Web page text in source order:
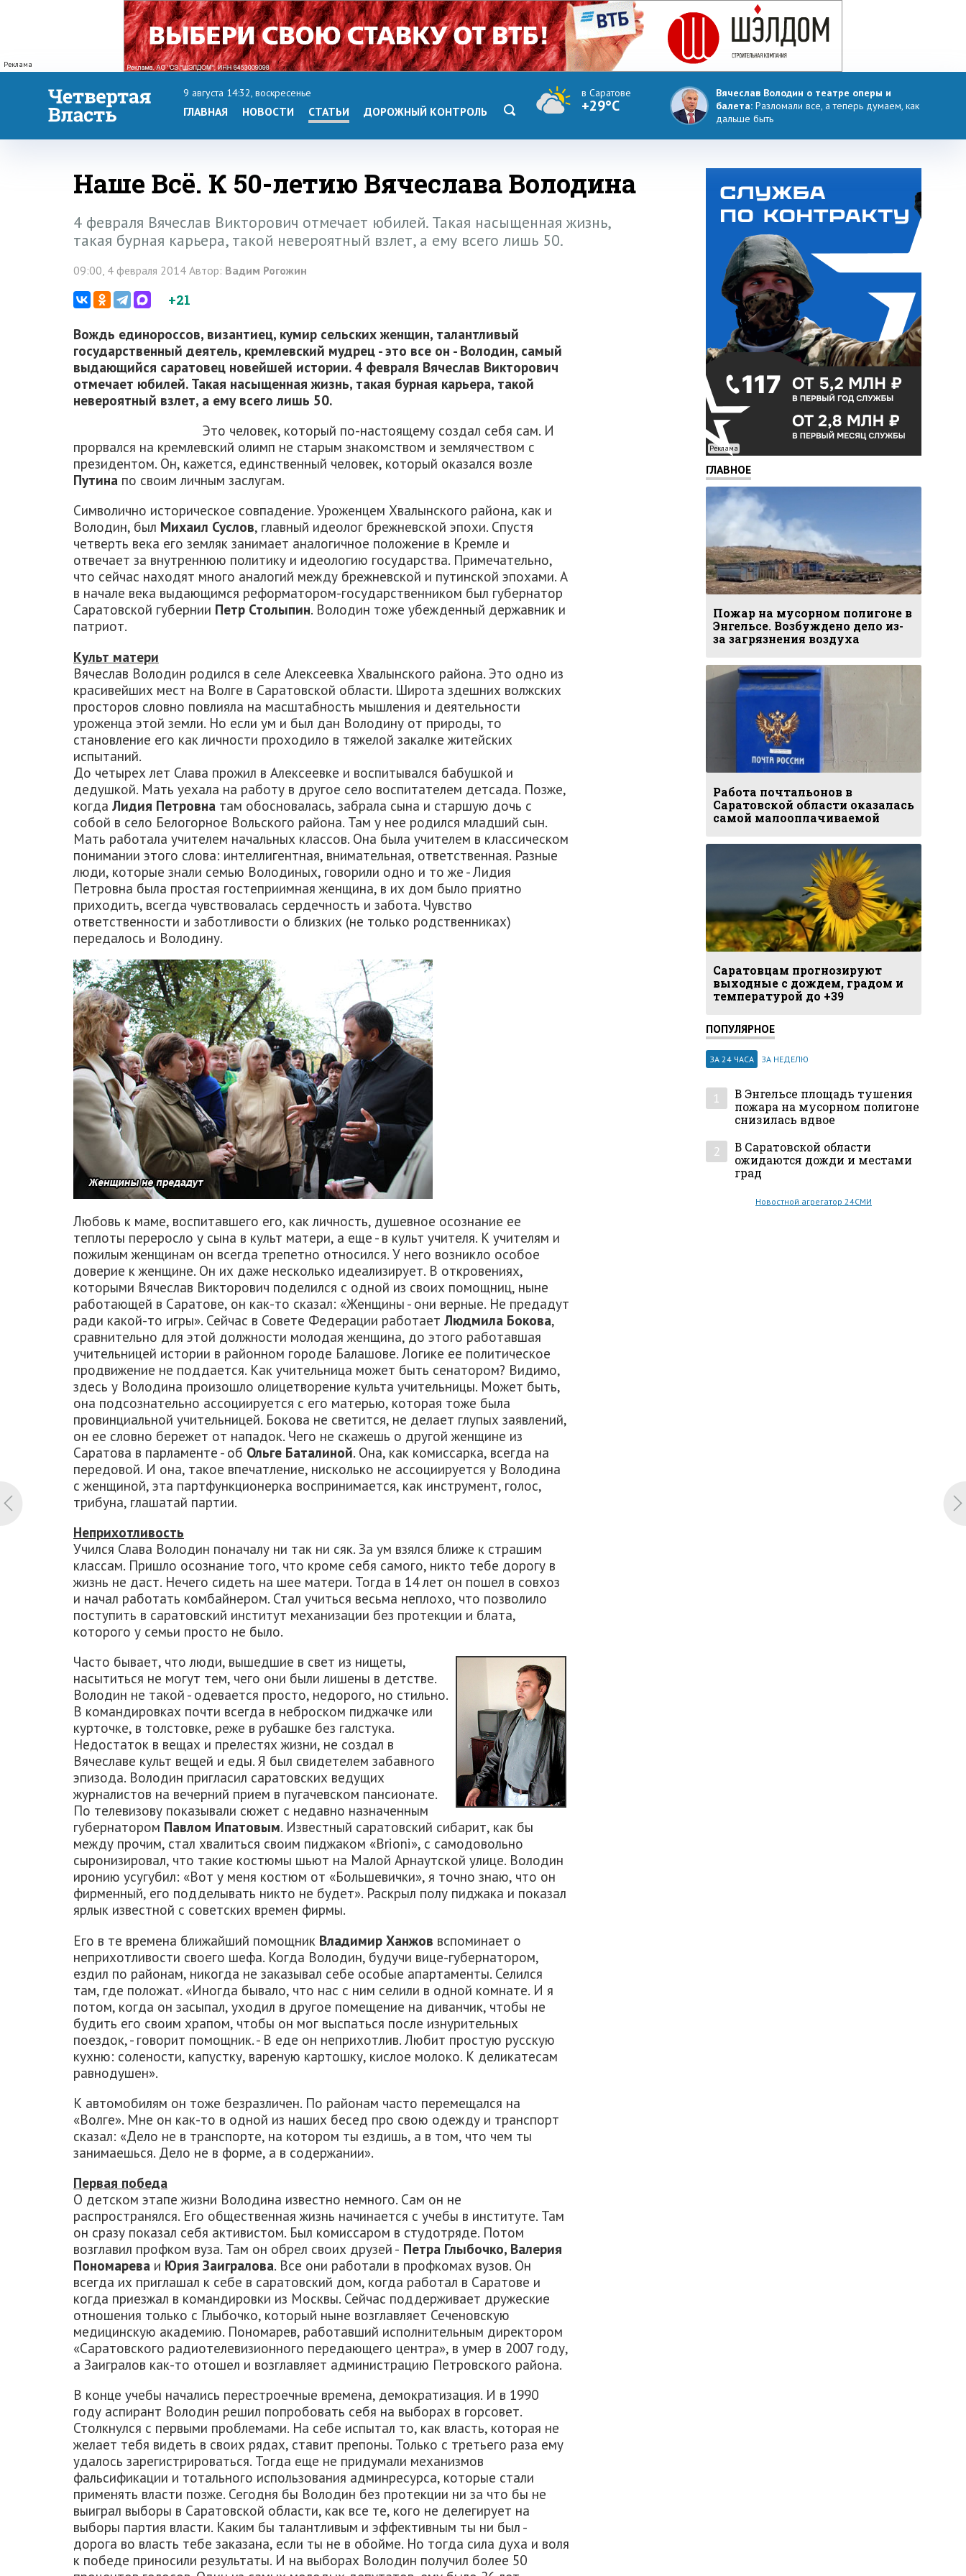
Реклама
9 августа 14:32, воскресенье
ГЛАВНАЯ НОВОСТИ СТАТЬИ ДОРОЖНЫЙ КОНТРОЛЬ
в Саратове
+29°C
Вячеслав Володин о театре оперы и
балета: Разломали все, а теперь думаем, как
дальше быть
Наше Всё. К 50-летию Вячеслава Володина
4 февраля Вячеслав Викторович отмечает юбилей. Такая насыщенная жизнь,
такая бурная карьера, такой невероятный взлет, а ему всего лишь 50.
09:00, 4 февраля 2014 Автор: Вадим Рогожин
+21
Вождь единороссов, византиец, кумир сельских женщин, талантливый
государственный деятель, кремлевский мудрец - это все он - Володин, самый
выдающийся саратовец новейшей истории. 4 февраля Вячеслав Викторович
отмечает юбилей. Такая насыщенная жизнь, такая бурная карьера, такой
невероятный взлет, а ему всего лишь 50.
Это человек, который по-настоящему создал себя сам. И
прорвался на кремлевский олимп не старым знакомством и землячеством с
президентом. Он, кажется, единственный человек, который оказался возле
Путина по своим личным заслугам.
Символично историческое совпадение. Уроженцем Хвалынского района, как и
Володин, был Михаил Суслов, главный идеолог брежневской эпохи. Спустя
четверть века его земляк занимает аналогичное положение в Кремле и
отвечает за внутреннюю политику и идеологию государства. Примечательно,
что сейчас находят много аналогий между брежневской и путинской эпохами. А
в начале века выдающимся реформатором-государственником был губернатор
Саратовской губернии Петр Столыпин. Володин тоже убежденный державник и
патриот.
Культ матери
Вячеслав Володин родился в селе Алексеевка Хвалынского района. Это одно из
красивейших мест на Волге в Саратовской области. Широта здешних волжских
просторов словно повлияла на масштабность мышления и деятельности
уроженца этой земли. Но если ум и был дан Володину от природы, то
становление его как личности проходило в тяжелой закалке житейских
испытаний.
До четырех лет Слава прожил в Алексеевке и воспитывался бабушкой и
дедушкой. Мать уехала на работу в другое село воспитателем детсада. Позже,
когда Лидия Петровна там обосновалась, забрала сына и старшую дочь с
собой в село Белогорное Вольского района. Там у нее родился младший сын.
Мать работала учителем начальных классов. Она была учителем в классическом
понимании этого слова: интеллигентная, внимательная, ответственная. Разные
люди, которые знали семью Володиных, говорили одно и то же - Лидия
Петровна была простая гостеприимная женщина, в их дом было приятно
приходить, всегда чувствовалась сердечность и забота. Чувство
ответственности и заботливости о близких (не только родственниках)
передалось и Володину.
Любовь к маме, воспитавшего его, как личность, душевное осознание ее
теплоты переросло у сына в культ матери, а еще - в культ учителя. К учителям и
пожилым женщинам он всегда трепетно относился. У него возникло особое
доверие к женщине. Он их даже несколько идеализирует. В откровениях,
которыми Вячеслав Викторович поделился с одной из своих помощниц, ныне
работающей в Саратове, он как-то сказал: «Женщины - они верные. Не предадут
ради какой-то игры». Сейчас в Совете Федерации работает Людмила Бокова,
сравнительно для этой должности молодая женщина, до этого работавшая
учительницей истории в районном городе Балашове. Логике ее политическое
продвижение не поддается. Как учительница может быть сенатором? Видимо,
здесь у Володина произошло олицетворение культа учительницы. Может быть,
она подсознательно ассоциируется с его матерью, которая тоже была
провинциальной учительницей. Бокова не светится, не делает глупых заявлений,
он ее словно бережет от нападок. Чего не скажешь о другой женщине из
Саратова в парламенте - об Ольге Баталиной. Она, как комиссарка, всегда на
передовой. И она, такое впечатление, нисколько не ассоциируется у Володина
с женщиной, эта партфункционерка воспринимается, как инструмент, голос,
трибуна, глашатай партии.
Неприхотливость
Учился Слава Володин поначалу ни так ни сяк. За ум взялся ближе к страшим
классам. Пришло осознание того, что кроме себя самого, никто тебе дорогу в
жизнь не даст. Нечего сидеть на шее матери. Тогда в 14 лет он пошел в совхоз
и начал работать комбайнером. Стал учиться весьма неплохо, что позволило
поступить в саратовский институт механизации без протекции и блата,
которого у семьи просто не было.
Часто бывает, что люди, вышедшие в свет из нищеты,
насытиться не могут тем, чего они были лишены в детстве.
Володин не такой - одевается просто, недорого, но стильно.
В командировках почти всегда в неброском пиджачке или
курточке, в толстовке, реже в рубашке без галстука.
Недостаток в вещах и прелестях жизни, не создал в
Вячеславе культ вещей и еды. Я был свидетелем забавного
эпизода. Володин пригласил саратовских ведущих
журналистов на вечерний прием в пугачевском пансионате.
По телевизову показывали сюжет с недавно назначенным
губернатором Павлом Ипатовым. Известный саратовский сибарит, как бы
между прочим, стал хвалиться своим пиджаком «Brioni», с самодовольно
сыронизировал, что такие костюмы шьют на Малой Арнаутской улице. Володин
иронию усугубил: «Вот у меня костюм от «Большевички», я точно знаю, что он
фирменный, его подделывать никто не будет». Раскрыл полу пиджака и показал
ярлык известной с советских времен фирмы.
Его в те времена ближайший помощник Владимир Ханжов вспоминает о
неприхотливости своего шефа. Когда Володин, будучи вице-губернатором,
ездил по районам, никогда не заказывал себе особые апартаменты. Селился
там, где положат. «Иногда бывало, что нас с ним селили в одной комнате. И я
потом, когда он засыпал, уходил в другое помещение на диванчик, чтобы не
будить его своим храпом, чтобы он мог выспаться после изнурительных
поездок, - говорит помощник. - В еде он неприхотлив. Любит простую русскую
кухню: солености, капустку, вареную картошку, кислое молоко. К деликатесам
равнодушен».
К автомобилям он тоже безразличен. По районам часто перемещался на
«Волге». Мне он как-то в одной из наших бесед про свою одежду и транспорт
сказал: «Дело не в транспорте, на котором ты ездишь, а в том, что чем ты
занимаешься. Дело не в форме, а в содержании».
Первая победа
О детском этапе жизни Володина известно немного. Сам он не
распространялся. Его общественная жизнь начинается с учебы в институте. Там
он сразу показал себя активистом. Был комиссаром в студотряде. Потом
возглавил профком вуза. Там он обрел своих друзей - Петра Глыбочко, Валерия
Пономарева и Юрия Заигралова. Все они работали в профкомах вузов. Он
всегда их приглашал к себе в саратовский дом, когда работал в Саратове и
когда приезжал в командировки из Москвы. Сейчас поддерживает дружеские
отношения только с Глыбочко, который ныне возглавляет Сеченовскую
медицинскую академию. Пономарев, работавший исполнительным директором
«Саратовского радиотелевизионного передающего центра», в умер в 2007 году,
а Заигралов как-то отошел и возглавляет администрацию Петровского района.
В конце учебы начались перестроечные времена, демократизация. И в 1990
году аспирант Володин решил попробовать себя на выборах в горсовет.
Столкнулся с первыми проблемами. На себе испытал то, как власть, которая не
желает тебя видеть в своих рядах, ставит препоны. Только с третьего раза ему
удалось зарегистрироваться. Тогда еще не придумали механизмов
фальсификации и тотального использования админресурса, которые стали
применять власти позже. Сегодня бы Володин без протекции ни за что бы не
выиграл выборы в Саратовской области, как все те, кого не делегирует на
выборы партия власти. Каким бы талантливым и эффективным ты ни был -
дорога во власть тебе заказана, если ты не в обойме. Но тогда сила духа и воля
к победе приносили результаты. И на выборах Володин получил более 50
Реклама
ГЛАВНОЕ
Пожар на мусорном полигоне в
Энгельсе. Возбуждено дело из-
за загрязнения воздуха
Работа почтальонов в
Саратовской области оказалась
самой малооплачиваемой
Саратовцам прогнозируют
выходные с дождем, градом и
температурой до +39
ПОПУЛЯРНОЕ
ЗА 24 ЧАСА ЗА НЕДЕЛЮ
1
В Энгельсе площадь тушения
пожара на мусорном полигоне
снизилась вдвое
2
В Саратовской области
ожидаются дожди и местами
град
Новостной агрегатор 24СМИ